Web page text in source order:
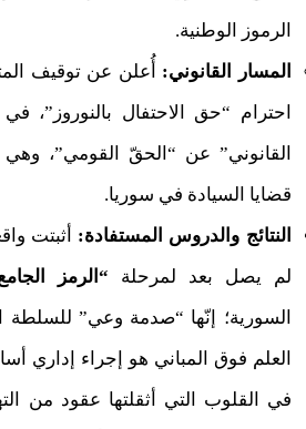
الرموز الوطنية.
المسار القانوني: أُعلن عن توقيف
احترام “حق الاحتفال بالنوروز”،
القانوني” عن “الحقّ القومي”،
قضايا السيادة في سوريا.
النتائج والدروس المستفادة: أثبتت
لم يصل بعد لمرحلة “الرمز
السورية؛ إنّها “صدمة وعي” للسلطة
العلم فوق المباني هو إجراء إداري
في القلوب التي أثقلتها عقود من